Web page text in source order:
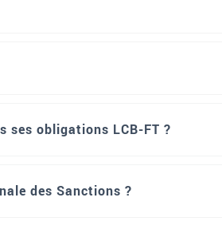
ses obligations LCB-FT ?
des Sanctions ?